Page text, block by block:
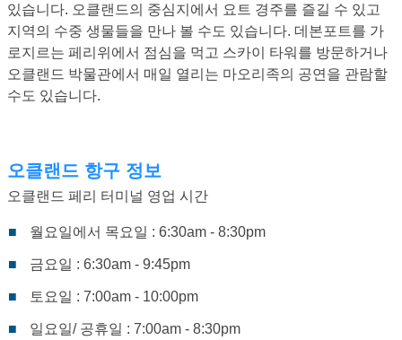
있습니다. 오클랜드의 중심지에서 요트 경주를 즐길 수 있고
지역의 수중 생물들을 만나 볼 수도 있습니다. 데본포트를 가
로지르는 페리위에서 점심을 먹고 스카이 타워를 방문하거나
오클랜드 박물관에서 매일 열리는 마오리족의 공연을 관람할
수도 있습니다.
오클랜드 항구 정보
오클랜드 페리 터미널 영업 시간
월요일에서 목요일 : 6:30am - 8:30pm
금요일 : 6:30am - 9:45pm
토요일 : 7:00am - 10:00pm
일요일/ 공휴일 : 7:00am - 8:30pm